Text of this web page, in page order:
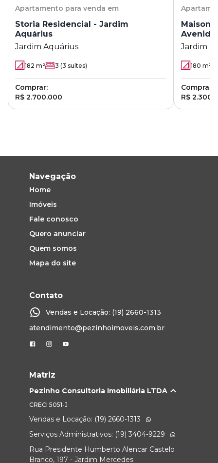
Apartamento para venda em
Storia Residencial - Jardim
Aquárius
Jardim Aquárius
182 m² 3 (3 suítes)
Comprar:
R$ 2.700.000
Maison
Avenida
Jardim
180 m²
Comprar:
R$
Navegação
Home
Imóveis
Fale conosco
Quero anunciar
Quem somos
Mapa do site
Contato
Vendas e Locação: (19) 2660-1313
atendimento@pezinhoimoveis.com.br
Matriz
Pezinho Consultoria Imobiliária LTDA
CRECI 5051-J
Vendas e Locação: (19) 2660-1313
Serviços Administrativos: (19) 3404-9229
Rua Presidente Humberto Alencar Castelo
Branco, 197 - Jardim Mercedes